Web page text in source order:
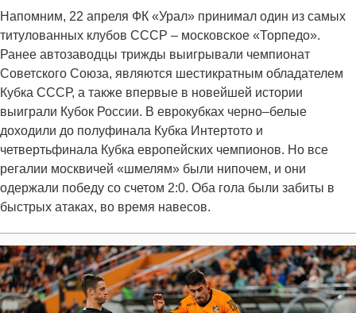
Напомним, 22 апреля ФК «Урал» принимал один из самых
титулованных клубов СССР – московское «Торпедо».
Ранее автозаводцы трижды выигрывали чемпионат
Советского Союза, являются шестикратным обладателем
Кубка СССР, а также впервые в новейшей истории
выиграли Кубок России. В еврокубках черно–белые
доходили до полуфинала Кубка Интертото и
четвертьфинала Кубка европейских чемпионов. Но все
регалии москвичей «шмелям» были нипочем, и они
одержали победу со счетом 2:0. Оба гола были забиты в
быстрых атаках, во время навесов.